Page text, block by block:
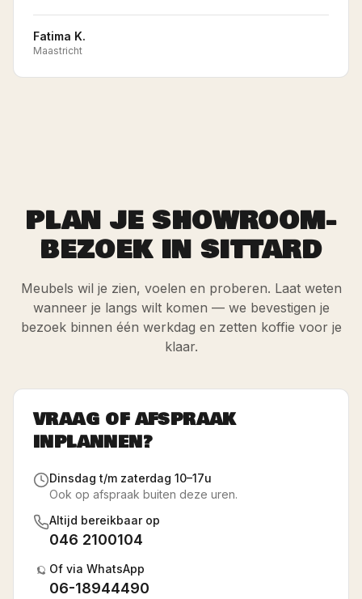
Fatima K.
Maastricht
PLAN JE SHOWROOM-
BEZOEK IN SITTARD
Meubels wil je zien, voelen en proberen. Laat weten
wanneer je langs wilt komen — we bevestigen je
bezoek binnen één werkdag en zetten koffie voor je
klaar.
VRAAG OF AFSPRAAK
INPLANNEN?
Dinsdag t/m zaterdag 10–17u
Ook op afspraak buiten deze uren.
Altijd bereikbaar op
046 2100104
Of via WhatsApp
06-18944490